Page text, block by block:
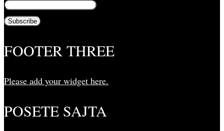
FOOTER THREE
Please add your widget here.
POSETE SAJTA